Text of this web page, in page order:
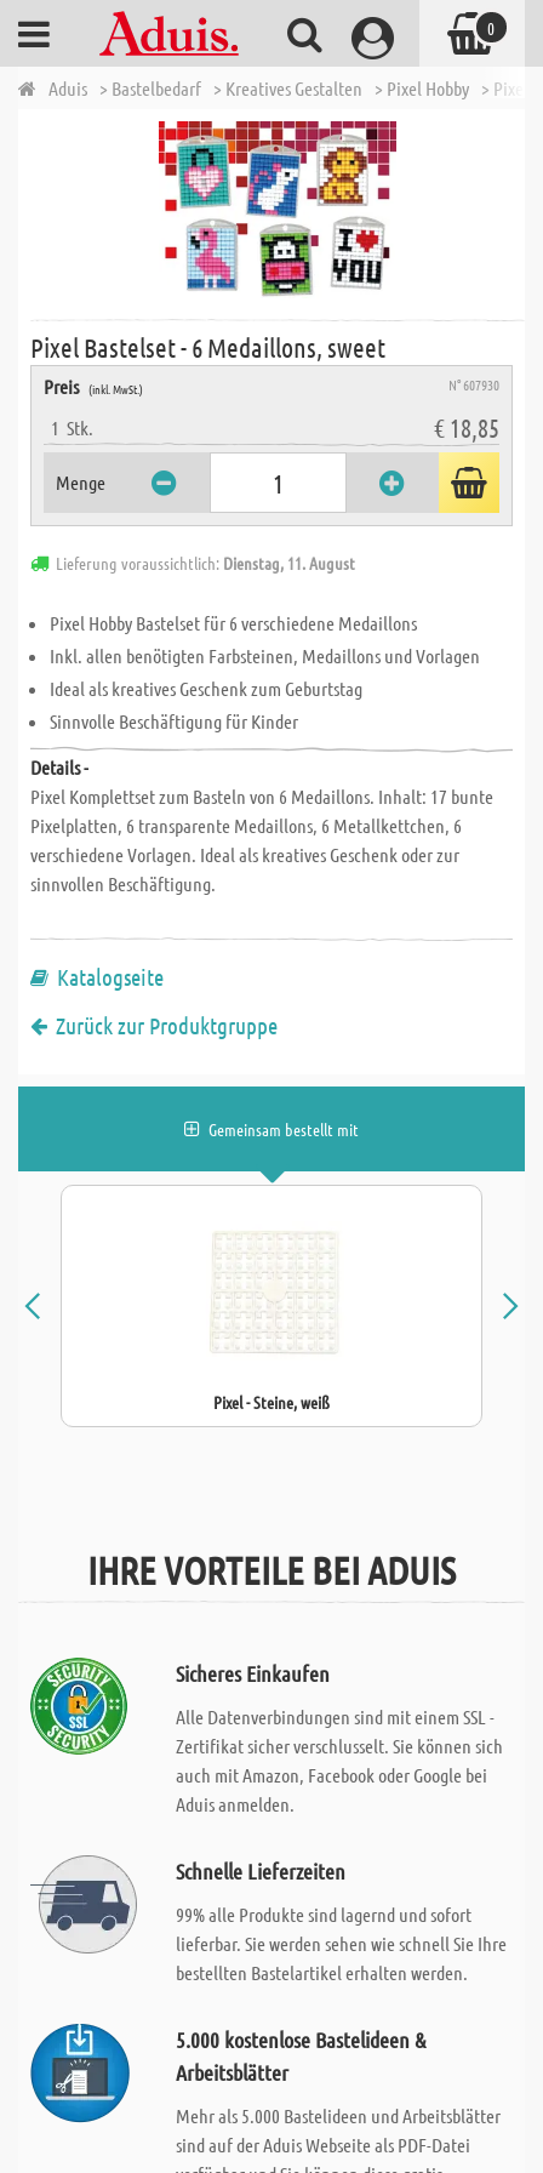
Aduis > Bastelbedarf > Kreatives Gestalten > Pixel Hobby > Pixel
Pixel Bastelset - 6 Medaillons, sweet
Preis (inkl. MwSt.) N° 607930
1 Stk. € 18,85
Menge
Lieferung voraussichtlich: Dienstag, 11. August
Pixel Hobby Bastelset für 6 verschiedene Medaillons
Inkl. allen benötigten Farbsteinen, Medaillons und Vorlagen
Ideal als kreatives Geschenk zum Geburtstag
Sinnvolle Beschäftigung für Kinder
Details -
Pixel Komplettset zum Basteln von 6 Medaillons. Inhalt: 17 bunte
Pixelplatten, 6 transparente Medaillons, 6 Metallkettchen, 6
verschiedene Vorlagen. Ideal als kreatives Geschenk oder zur
sinnvollen Beschäftigung.
Katalogseite
Zurück zur Produktgruppe
Gemeinsam bestellt mit
Pixel - Steine, weiß
IHRE VORTEILE BEI ADUIS
Sicheres Einkaufen
Alle Datenverbindungen sind mit einem SSL -
Zertifikat sicher verschlusselt. Sie können sich
auch mit Amazon, Facebook oder Google bei
Aduis anmelden.
Schnelle Lieferzeiten
99% alle Produkte sind lagernd und sofort
lieferbar. Sie werden sehen wie schnell Sie Ihre
bestellten Bastelartikel erhalten werden.
5.000 kostenlose Bastelideen &
Arbeitsblätter
Mehr als 5.000 Bastelideen und Arbeitsblätter
sind auf der Aduis Webseite als PDF-Datei
0